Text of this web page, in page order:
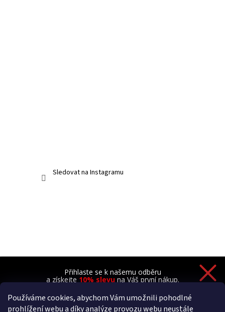
Používáme cookies, abychom Vám umožnili pohodlné
prohlížení webu a díky analýze provozu webu neustále
Sledovat na Instagramu
Přihlaste se k našemu odběru
a získejte 10% slevu na Váš první nákup.